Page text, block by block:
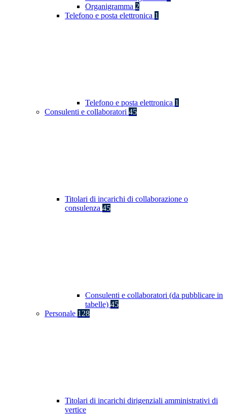
Organigramma 2
Telefono e posta elettronica 1
Telefono e posta elettronica 1
Consulenti e collaboratori 45
Titolari di incarichi di collaborazione o
consulenza 45
Consulenti e collaboratori (da pubblicare in
tabelle) 45
Personale 128
Titolari di incarichi dirigenziali amministrativi di
vertice